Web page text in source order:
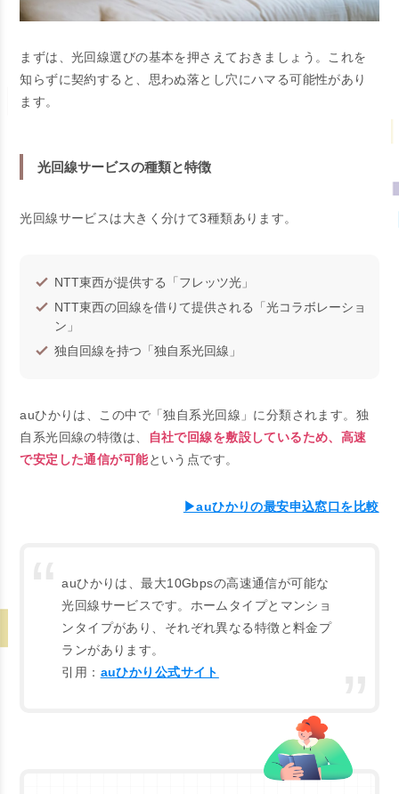
まずは、光回線選びの基本を押さえておきましょう。これを
知らずに契約すると、思わぬ落とし穴にハマる可能性があり
ます。
光回線サービスの種類と特徴
光回線サービスは大きく分けて3種類あります。
NTT東西が提供する「フレッツ光」
NTT東西の回線を借りて提供される「光コラボレーショ
ン」
独自回線を持つ「独自系光回線」
auひかりは、この中で「独自系光回線」に分類されます。独
自系光回線の特徴は、
自社で回線を敷設しているため、高速
で安定した通信が可能という点です。
▶auひかりの最安申込窓口を比較
auひかりは、最大10Gbpsの高速通信が可能な
光回線サービスです。ホームタイプとマンショ
ンタイプがあり、それぞれ異なる特徴と料金プ
ランがあります。
引用： auひかり公式サイト